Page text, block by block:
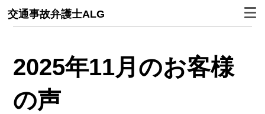
交通事故弁護士ALG
2025年11月のお客様
の声